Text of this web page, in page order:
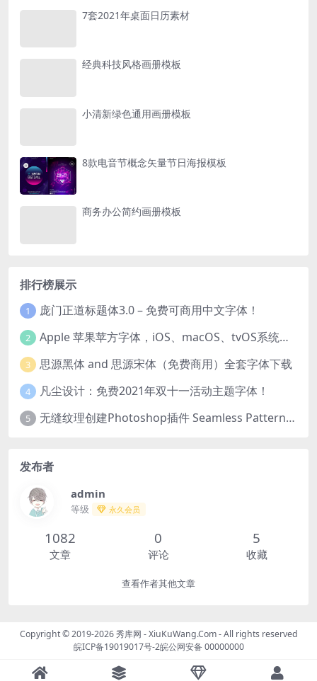
7套2021年桌面日历素材
经典科技风格画册模板
小清新绿色通用画册模板
8款电音节概念矢量节日海报模板
商务办公简约画册模板
排行榜展示
1 庞门正道标题体3.0 – 免费可商用中文字体！
2 Apple 苹果苹方字体，iOS、macOS、tvOS系统默认字体
3 思源黑体 and 思源宋体（免费商用）全套字体下载
4 凡尘设计：免费2021年双十一活动主题字体！
5 无缝纹理创建Photoshop插件 Seamless Pattern Creation Kit
发布者
admin
等级 永久会员
1082
文章
0
评论
5
收藏
查看作者其他文章
Copyright © 2019-2026秀库网 - XiuKuWang.Com- All rights reserved
皖ICP备19019017号-2皖公网安备 00000000